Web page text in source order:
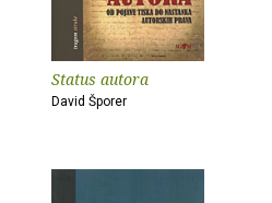
Status autora
David Šporer